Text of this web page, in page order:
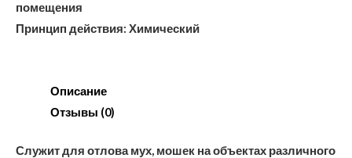
помещения
Принцип действия: Химический
Описание
Отзывы (0)
Служит для отлова мух, мошек на объектах различного